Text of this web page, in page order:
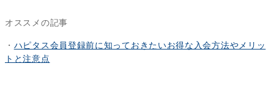
オススメの記事
・ ハピタス会員登録前に知っておきたいお得な入会方法やメリッ
トと注意点